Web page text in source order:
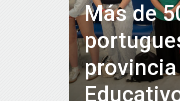
Más de